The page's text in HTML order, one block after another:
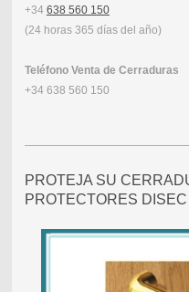
+34 638 560 150
(24 horas 365 días del año)
Teléfono Venta de Cerraduras
+34 638 560 150
PROTEJA SU
PROTECTORES DISEC